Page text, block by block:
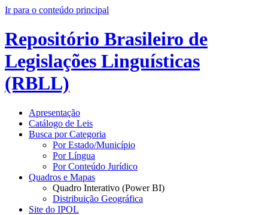
Ir para o conteúdo principal
Repositório Brasileiro de
Legislações Linguísticas
(RBLL)
Apresentação
Catálogo de Leis
Busca por Categoria
Por Estado/Município
Por Língua
Por Conteúdo Jurídico
Quadros e Mapas
Quadro Interativo (Power BI)
Distribuição Geográfica
Site do IPOL